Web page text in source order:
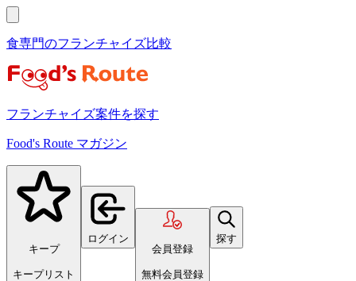
食専門のフランチャイズ比較
フランチャイズ案件を探す
Food's Route マガジン
キープ
キープリスト
ログイン
会員登録
無料会員登録
探す